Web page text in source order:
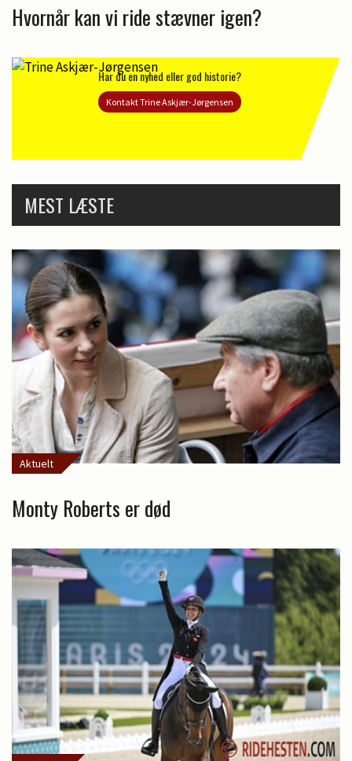
Hvornår kan vi ride stævner igen?
Har du en nyhed eller god historie?
Kontakt Trine Askjær-Jørgensen
MEST LÆSTE
Aktuelt
Monty Roberts er død